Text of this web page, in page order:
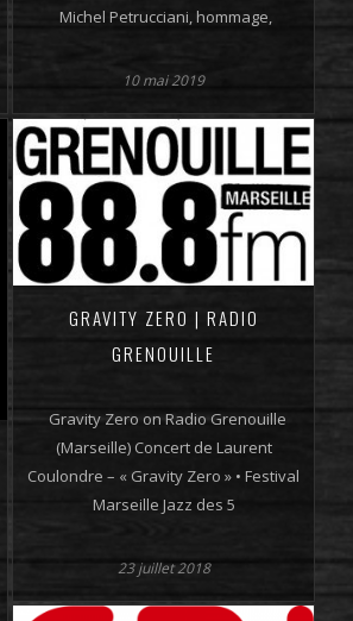
Michel Petrucciani, hommage,
10 mai 2019
GRAVITY ZERO | RADIO
GRENOUILLE
Gravity Zero on Radio Grenouille
(Marseille) Concert de Laurent
Coulondre – « Gravity Zero » • Festival
Marseille Jazz des 5
23 juillet 2018